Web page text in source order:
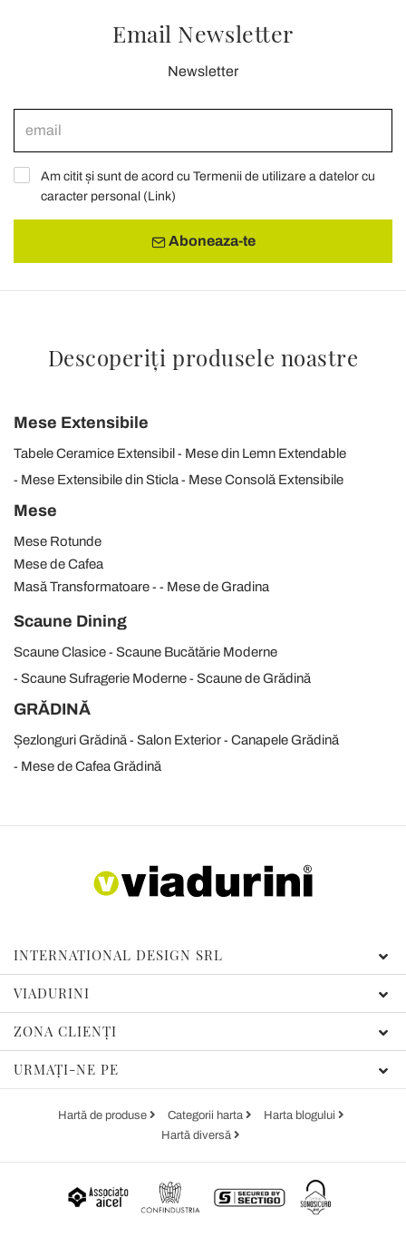
Email Newsletter
Newsletter
Am citit și sunt de acord cu Termenii de utilizare a datelor cu
caracter personal (Link)
Aboneaza-te
Descoperiți produsele noastre
Mese Extensibile
Tabele Ceramice Extensibil
Mese din Lemn Extendable
Mese Extensibile din Sticla
Mese Consolă Extensibile
Mese
Mese Rotunde
Mese de Cafea
Masă Transformatoare
Mese de Gradina
Scaune Dining
Scaune Clasice
Scaune Bucătărie Moderne
Scaune Sufragerie Moderne
Scaune de Grădină
GRĂDINĂ
Șezlonguri Grădină Salon Exterior
Canapele Grădină
Mese de Cafea Grădină
INTERNATIONAL DESIGN SRL
VIADURINI
ZONA CLIENȚI
URMAȚI-NE PE
Hartă de produse Categorii harta
Harta blogului
Hartă diversă